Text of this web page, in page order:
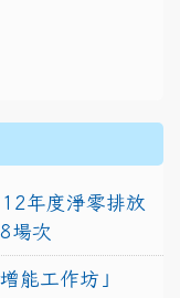
年度淨零排放
場次
能工作坊」